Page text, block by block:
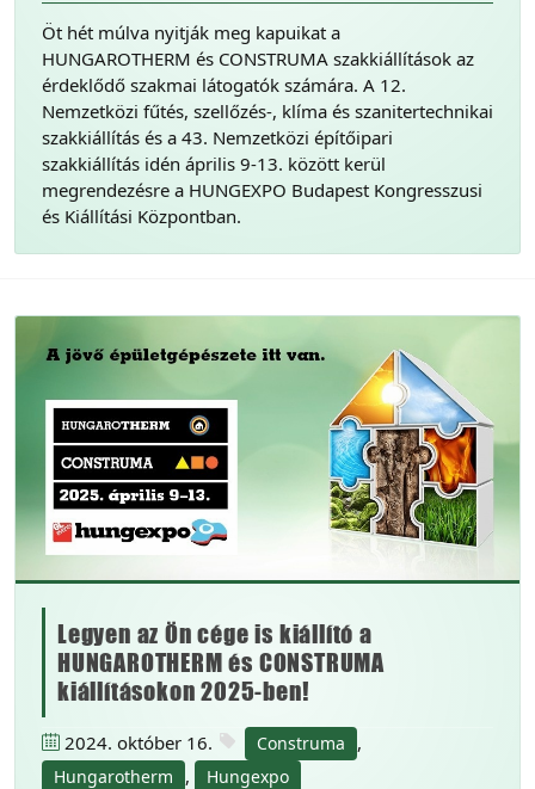
Öt hét múlva nyitják meg kapuikat a
HUNGAROTHERM és CONSTRUMA szakkiállítások az
érdeklődő szakmai látogatók számára. A 12.
Nemzetközi fűtés, szellőzés-, klíma és szanitertechnikai
szakkiállítás és a 43. Nemzetközi építőipari
szakkiállítás idén április 9-13. között kerül
megrendezésre a HUNGEXPO Budapest Kongresszusi
és Kiállítási Központban.
Legyen az Ön cége is kiállító a
HUNGAROTHERM és CONSTRUMA
kiállításokon 2025-ben!
2024. október 16. Construma ,
Hungarotherm , Hungexpo